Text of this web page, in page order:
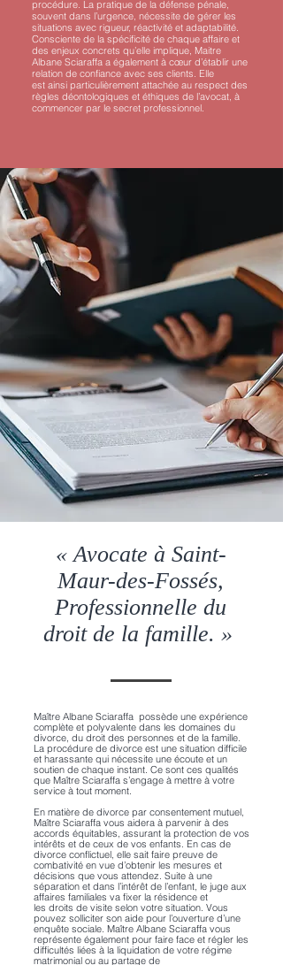
procédure. La pratique de la défense pénale,
souvent dans l’urgence, nécessite de gérer les
situations avec rigueur, réactivité et adaptabilité.
Consciente de la spécificité de chaque affaire et
des enjeux concrets qu’elle implique, Maitre
Albane Sciaraffa a également à cœur d’établir une
relation de confiance avec ses clients. Elle
est ainsi particulièrement attachée au respect des
règles déontologiques et éthiques de l’avocat, à
commencer par le secret professionnel.
« Avocate à Saint-
Maur-des-Fossés,
Professionnelle du
droit de la famille. »
Maître Albane Sciaraffa possède une expérience
complète et polyvalente dans les domaines du
divorce, du droit des personnes et de la famille.
La procédure de divorce est une situation difficile
et harassante qui nécessite une écoute et un
soutien de chaque instant. Ce sont ces qualités
que Maître Sciaraffa s’engage à mettre à votre
service à tout moment.
En matière de divorce par consentement mutuel,
Maître Sciaraffa vous aidera à parvenir à des
accords équitables, assurant la protection de vos
intérêts et de ceux de vos enfants. En cas de
divorce conflictuel, elle sait faire preuve de
combativité en vue d’obtenir les mesures et
décisions que vous attendez. Suite à une
séparation et dans l’intérêt de l’enfant, le juge aux
affaires familiales va fixer la résidence et
les droits de visite selon votre situation. Vous
pouvez solliciter son aide pour l’ouverture d’une
enquête sociale. Maître Albane Sciaraffa vous
représente également pour faire face et régler les
difficultés liées à la liquidation de votre régime
matrimonial ou au partage de